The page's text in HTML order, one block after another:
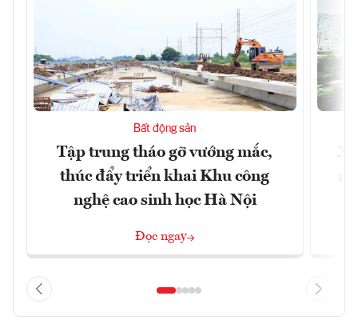
Bất động sản
Tập trung tháo gỡ vướng mắc,
thúc đẩy triển khai Khu công
nghệ cao sinh học Hà Nội
Đọc ngay